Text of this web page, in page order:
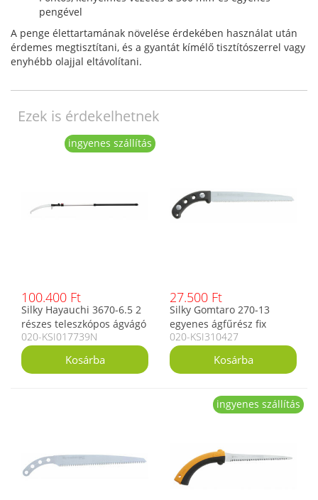
pengével
A penge élettartamának növelése érdekében használat után
érdemes megtisztítani, és a gyantát kímélő tisztítószerrel vagy
enyhébb olajjal eltávolítani.
Ezek is érdekelhetnek
ingyenes szállítás
100.400 Ft
Silky Hayauchi 3670-6.5 2
részes teleszkópos ágvágó
fűrész
020-KSI017739N
27.500 Ft
Silky Gomtaro 270-13
egyenes ágfűrész fix
vágópengével
020-KSI310427
ingyenes szállítás